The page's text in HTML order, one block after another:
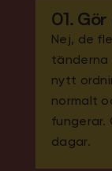
01.
Nej, de
tänderna
nytt
normalt
fungerar.
dagar.